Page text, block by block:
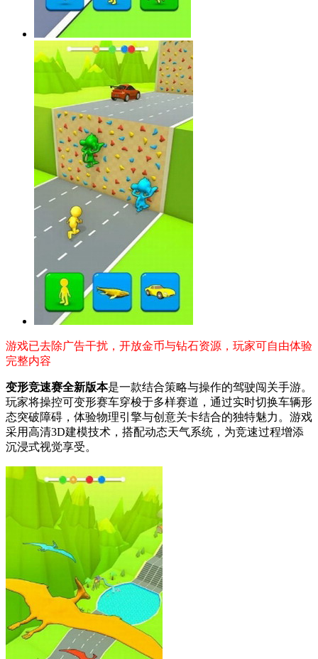
游戏已去除广告干扰，开放金币与钻石资源，玩家可自由体验
完整内容
变形竞速赛全新版本是一款结合策略与操作的驾驶闯关手游。
玩家将操控可变形赛车穿梭于多样赛道，通过实时切换车辆形
态突破障碍，体验物理引擎与创意关卡结合的独特魅力。游戏
采用高清3D建模技术，搭配动态天气系统，为竞速过程增添
沉浸式视觉享受。